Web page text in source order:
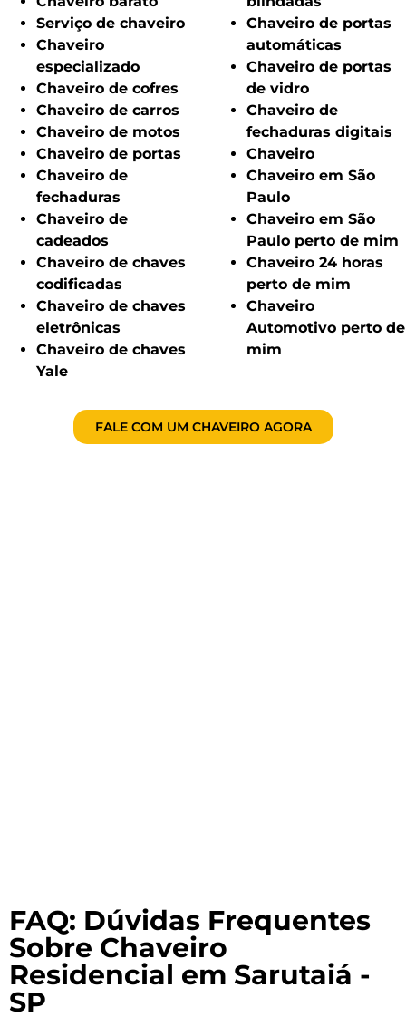
Serviço de chaveiro
Chaveiro
especializado
Chaveiro de cofres
Chaveiro de carros
Chaveiro de motos
Chaveiro de portas
Chaveiro de
fechaduras
Chaveiro de
cadeados
Chaveiro de chaves
codificadas
Chaveiro de chaves
eletrônicas
Chaveiro de chaves
Yale
Chaveiro de portas
automáticas
Chaveiro de portas
de vidro
Chaveiro de
fechaduras digitais
Chaveiro
Chaveiro em São
Paulo
Chaveiro em São
Paulo perto de mim
Chaveiro 24 horas
perto de mim
Chaveiro
Automotivo perto de
mim
FALE COM UM CHAVEIRO AGORA
FAQ: Dúvidas Frequentes
Sobre Chaveiro
Residencial em Sarutaiá -
SP